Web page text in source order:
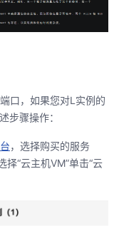
端口，如果您对L实例的
步骤操作：
，选择购买的服务
择“云主机VM”单击“云